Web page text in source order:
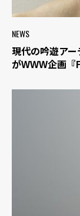
NEWS
現代の吟遊ア
がWWW企画『